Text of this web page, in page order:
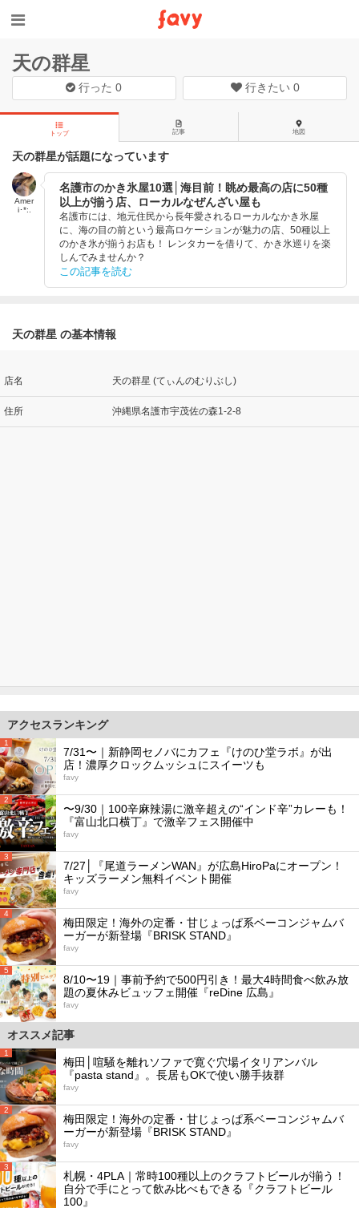
天の群星
行った0 行きたい 0
トップ 記事 地図
天の群星が話題になっています
Amer
i･*:.
名護市のかき氷屋10選│海目前！眺め最高の店に50種
以上が揃う店、ローカルなぜんざい屋も
名護市には、地元住民から長年愛されるローカルなかき氷屋
に、海の目の前という最高ロケーションが魅力の店、50種以上
のかき氷が揃うお店も！ レンタカーを借りて、かき氷巡りを楽
しんでみませんか？
この記事を読む
天の群星 の基本情報
店名 天の群星 (てぃんのむりぶし)
住所 沖縄県名護市宇茂佐の森1-2-8
アクセスランキング
1
7/31〜｜新静岡セノバにカフェ『けのひ堂ラボ』が出
店！濃厚クロックムッシュにスイーツも
favy
2
〜9/30｜100辛麻辣湯に激辛超えの“インド辛”カレーも！
『富山北口横丁』で激辛フェス開催中
favy
3
7/27│『尾道ラーメンWAN』が広島HiroPaにオープン！
キッズラーメン無料イベント開催
favy
4
梅田限定！海外の定番・甘じょっぱ系ベーコンジャムバ
ーガーが新登場『BRISK STAND』
favy
5
8/10〜19｜事前予約で500円引き！最大4時間食べ飲み放
題の夏休みビュッフェ開催『reDine 広島』
favy
オススメ記事
1
梅田│喧騒を離れソファで寛ぐ穴場イタリアンバル
『pasta stand』。長居もOKで使い勝手抜群
favy
2
梅田限定！海外の定番・甘じょっぱ系ベーコンジャムバ
ーガーが新登場『BRISK STAND』
favy
3
札幌・4PLA｜常時100種以上のクラフトビールが揃う！
自分で手にとって飲み比べもできる『クラフトビール
100』